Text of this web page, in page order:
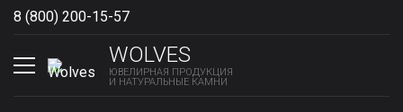
8 (800) 200-15-57
WOLVES
ЮВЕЛИРНАЯ ПРОДУКЦИЯ
И НАТУРАЛЬНЫЕ КАМНИ